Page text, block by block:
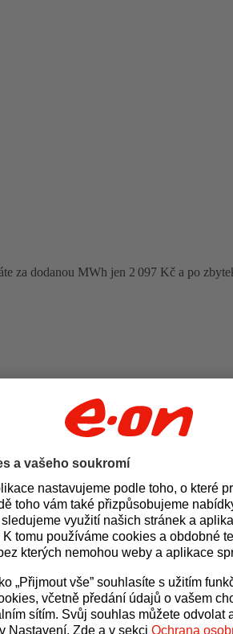
za dodanou MWh jen 2 097 Kč a po